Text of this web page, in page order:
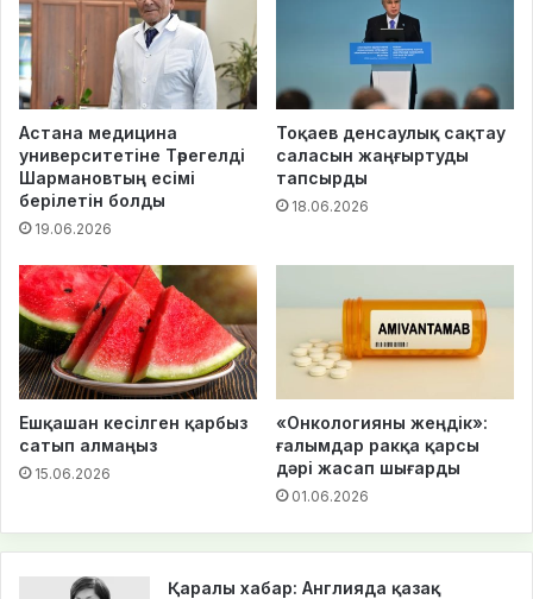
Астана медицина
университетіне Төрегелді
Шармановтың есімі
берілетін болды
19.06.2026
Тоқаев денсаулық сақтау
саласын жаңғыртуды
тапсырды
18.06.2026
Ешқашан кесілген қарбыз
сатып алмаңыз
15.06.2026
«Онкологияны жеңдік»:
ғалымдар ракқа қарсы
дәрі жасап шығарды
01.06.2026
Қаралы хабар: Англияда қазақ